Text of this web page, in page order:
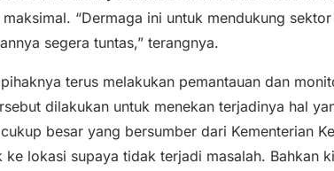
“Dermaga ini untuk mendukung
segera tuntas,” terangnya.
terus melakukan pemantauan dan
dilakukan untuk menekan terjadinya hal
besar yang bersumber dari Kementerian
ke lokasi supaya tidak terjadi masalah. Bahkan